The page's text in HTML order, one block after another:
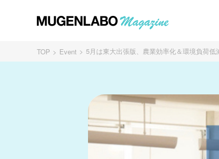
TOP Event 5月は東大出張版、農業効率化＆環境負荷